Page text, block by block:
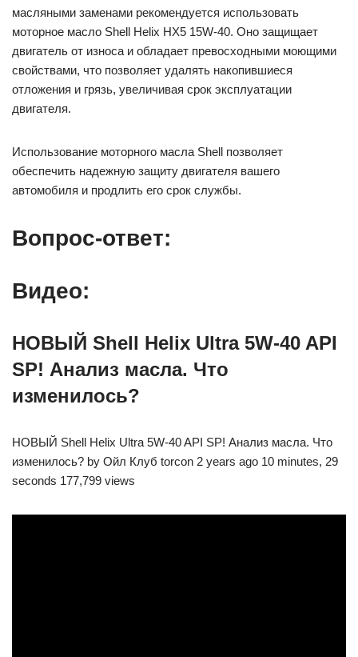
масляными заменами рекомендуется использовать
моторное масло Shell Helix HX5 15W-40. Оно защищает
двигатель от износа и обладает превосходными моющими
свойствами, что позволяет удалять накопившиеся
отложения и грязь, увеличивая срок эксплуатации
двигателя.
Использование моторного масла Shell позволяет
обеспечить надежную защиту двигателя вашего
автомобиля и продлить его срок службы.
Вопрос-ответ:
Видео:
НОВЫЙ Shell Helix Ultra 5W-40 API
SP! Анализ масла. Что
изменилось?
НОВЫЙ Shell Helix Ultra 5W-40 API SP! Анализ масла. Что
изменилось? by Ойл Клуб torcon 2 years ago 10 minutes, 29
seconds 177,799 views